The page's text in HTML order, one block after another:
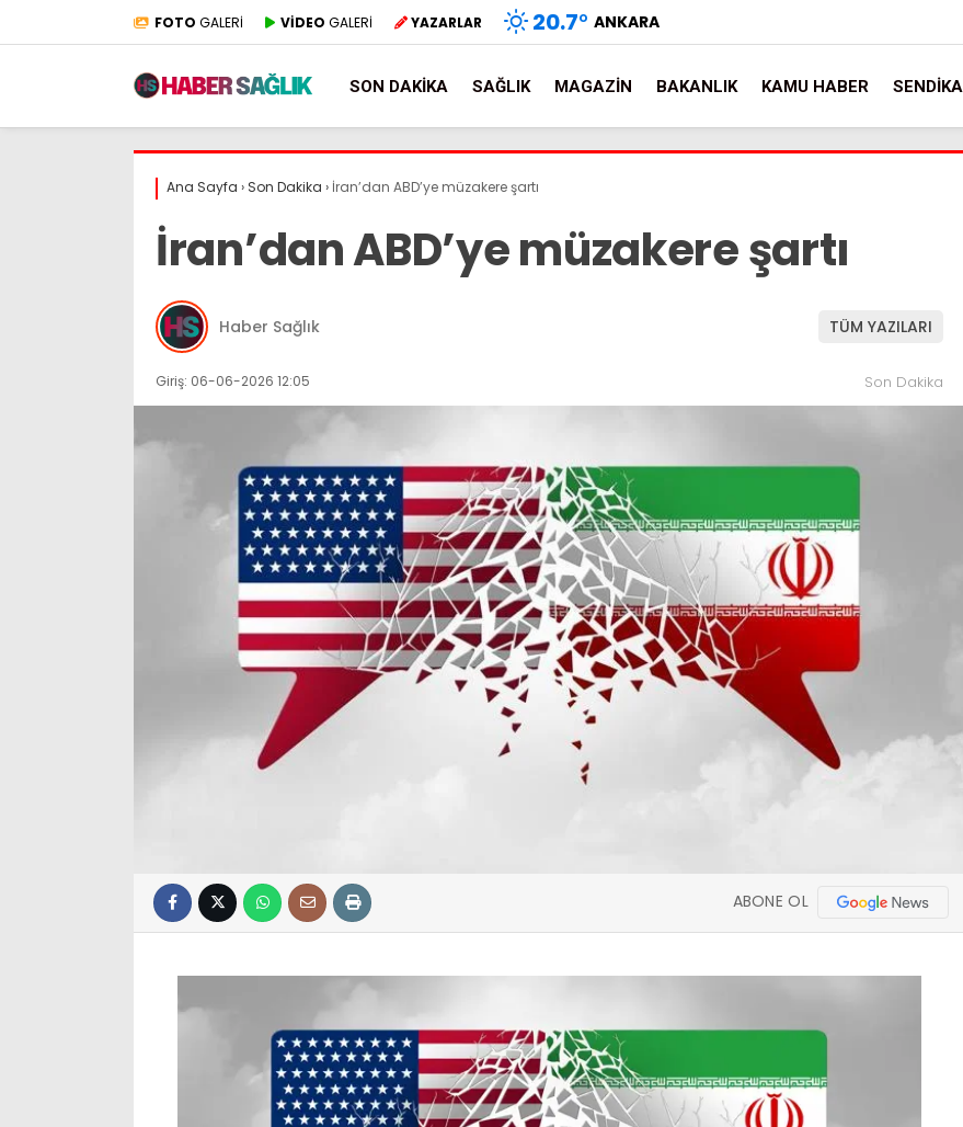
FOTO GALERİ VİDEO GALERİ YAZARLAR 20.7° ANKARA
SON DAKIKA SAĞLIK MAGAZIN BAKANLIK KAMU HABER SENDIKA
Ana Sayfa › Son Dakika › İran’dan ABD’ye müzakere şartı
İran’dan ABD’ye müzakere şartı
Haber Sağlık TÜM YAZILARI
Giriş: 06-06-2026 12:05 Son Dakika
ABONE OL